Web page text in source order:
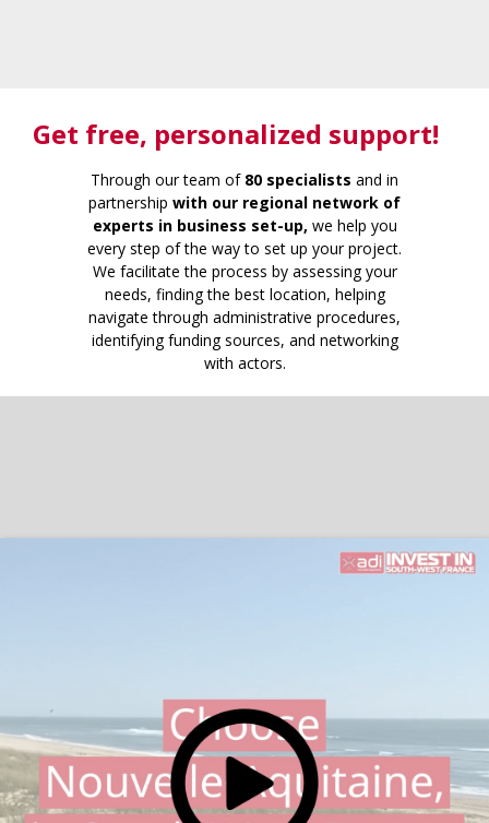
Get free, personalized support!
Through our team of 80 specialists and in
partnership with our regional network of
experts in business set-up, we help you
every step of the way to set up your project.
We facilitate the process by assessing your
needs, finding the best location, helping
navigate through administrative procedures,
identifying funding sources, and networking
with actors.